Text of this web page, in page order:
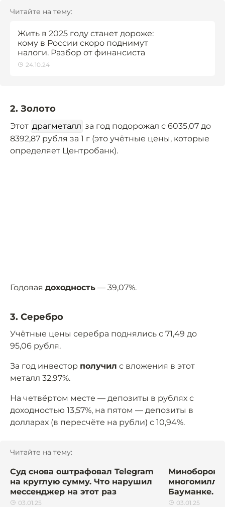
Читайте на тему:
Жить в 2025 году станет дороже:
кому в России скоро поднимут
налоги. Разбор от финансиста
24.10.24
2. Золото
Этот драгметалл за год подорожал с 6035,07 до
8392,87 рубля за 1 г (это учётные цены, которые
определяет Центробанк).
Годовая доходность — 39,07%.
3. Серебро
Учётные цены серебра поднялись с 71,49 до
95,06 рубля.
За год инвестор получил с вложения в этот
металл 32,97%.
На четвёртом месте — депозиты в рублях с
доходностью 13,57%, на пятом — депозиты в
долларах (в пересчёте на рубли) с 10,94%.
Читайте на тему:
Суд снова оштрафовал Telegram
на круглую сумму. Что нарушил
мессенджер на этот раз
03.01.25
Бауманке.
03.01.25